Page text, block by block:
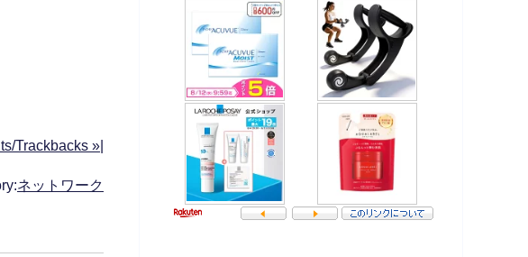
Trackbacks »
ネットワーク